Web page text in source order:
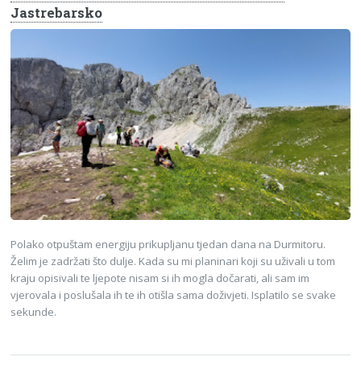
Jastrebarsko
Polako otpuštam energiju prikupljanu tjedan dana na Durmitoru.
Želim je zadržati što dulje. Kada su mi planinari koji su uživali u tom
kraju opisivali te ljepote nisam si ih mogla dočarati, ali sam im
vjerovala i poslušala ih te ih otišla sama doživjeti. Isplatilo se svake
sekunde.